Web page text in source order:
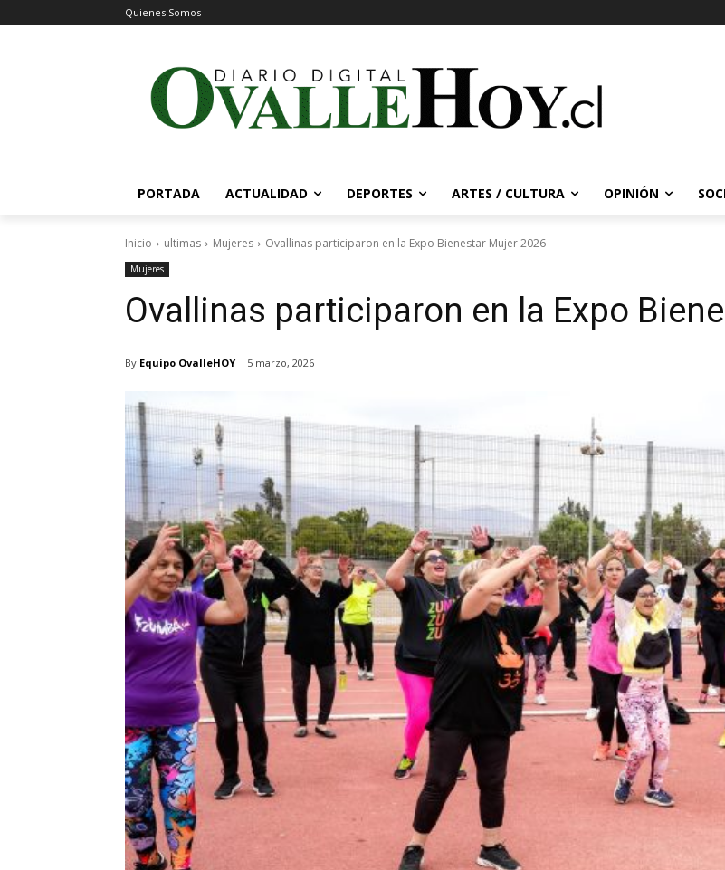
Quienes Somos
PORTADA ACTUALIDAD DEPORTES ARTES / CULTURA OPINIÓN
Inicio ultimas Mujeres Ovallinas participaron en la Expo Bienestar Mujer 2026
Mujeres
Ovallinas participaron en la Expo
By Equipo OvalleHOY 5 marzo, 2026